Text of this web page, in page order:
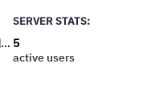
초코말랑과자 제빵사
SERVER STATS:
5
active users